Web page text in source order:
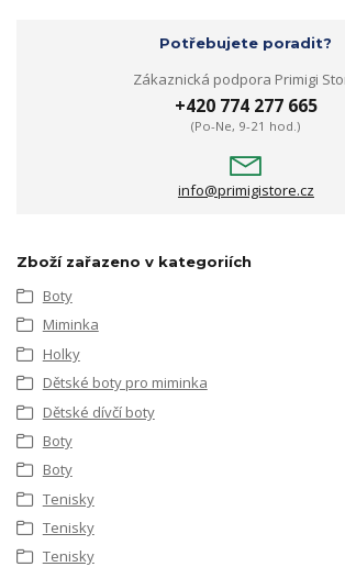
Potřebujete poradit?
Zákaznická podpora Primigi
+420 774 277 665
(Po-Ne, 9-21 hod.)
info@primigistore.cz
Zboží zařazeno v kategoriích
Boty
Miminka
Holky
Dětské boty pro miminka
Dětské dívčí boty
Boty
Boty
Tenisky
Tenisky
Tenisky